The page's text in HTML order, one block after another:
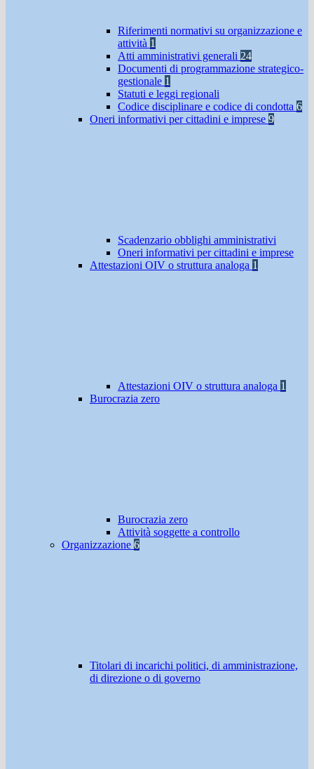
Riferimenti normativi su organizzazione e
attività 1
Atti amministrativi generali 24
Documenti di programmazione strategico-
gestionale 1
Statuti e leggi regionali
Codice disciplinare e codice di condotta 6
Oneri informativi per cittadini e imprese 9
Scadenzario obblighi amministrativi
Oneri informativi per cittadini e imprese
Attestazioni OIV o struttura analoga 1
Attestazioni OIV o struttura analoga 1
Burocrazia zero
Burocrazia zero
Attività soggette a controllo
Organizzazione 6
Titolari di incarichi politici, di amministrazione,
di direzione o di governo